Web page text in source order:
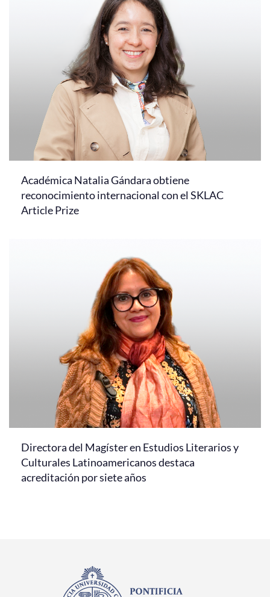
Académica Natalia Gándara obtiene
reconocimiento internacional con el SKLAC
Article Prize
Directora del Magíster en Estudios Literarios y
Culturales Latinoamericanos destaca
acreditación por siete años